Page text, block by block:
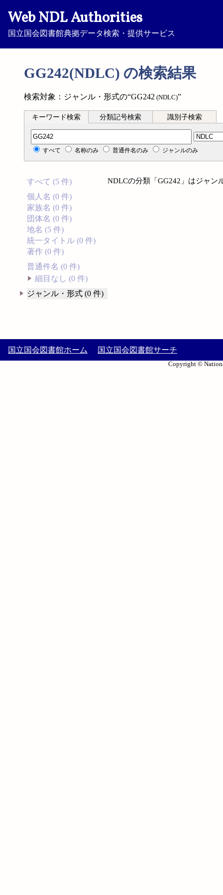
Web NDL Authorities
国立国会図書館典拠データ検索・提供サービス
GG242(NDLC) の検索結果
検索対象：ジャンル・形式の“GG242 (NDLC)”
キーワード検索 分類記号検索 識別子検索
分類記号検索
すべて 名称のみ 普通件名のみ ジャンルのみ
すべて (5 件)
個人名 (0 件)
家族名 (0 件)
団体名 (0 件)
地名 (5 件)
統一タイトル (0 件)
著作 (0 件)
普通件名 (0 件)
細目なし (0 件)
ジャンル・形式 (0 件)
NDLCの分類「GG242」はジャン
国立国会図書館ホーム 国立国会図書館サーチ
Copyright ©